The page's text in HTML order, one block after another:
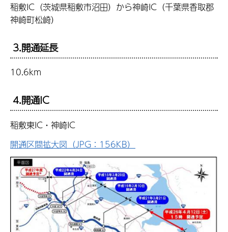
稲敷IC（茨城県稲敷市沼田）から神崎IC（千葉県香取郡
神崎町松崎）
3.開通延長
10.6km
4.開通IC
稲敷東IC・神崎IC
開通区間拡大図（JPG：156KB）